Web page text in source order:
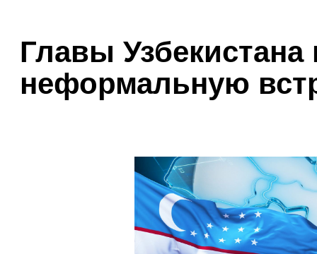
Главы Узбекистана
неформальную